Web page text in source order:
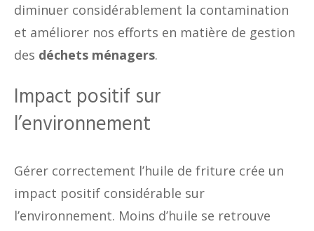
diminuer considérablement la contamination
et améliorer nos efforts en matière de gestion
des déchets ménagers.
Impact positif sur
l’environnement
Gérer correctement l’huile de friture crée un
impact positif considérable sur
l’environnement. Moins d’huile se retrouve